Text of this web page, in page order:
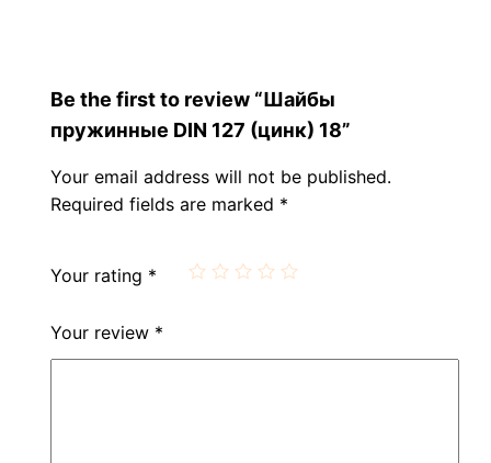
Be the first to review “Шайбы
пружинные DIN 127 (цинк) 18”
Your email address will not be published.
Required fields are marked *
Your rating *
Your review *